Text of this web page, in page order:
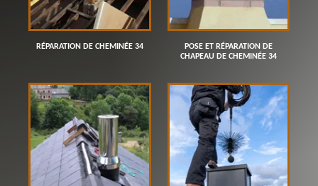
RÉPARATION DE CHEMINÉE 34
POSE ET RÉPARATION DE
CHAPEAU DE CHEMINÉE 34